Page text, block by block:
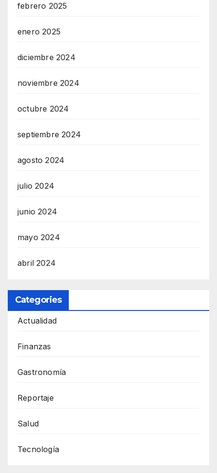
febrero 2025
enero 2025
diciembre 2024
noviembre 2024
octubre 2024
septiembre 2024
agosto 2024
julio 2024
junio 2024
mayo 2024
abril 2024
Categories
Actualidad
Finanzas
Gastronomía
Reportaje
Salud
Tecnología